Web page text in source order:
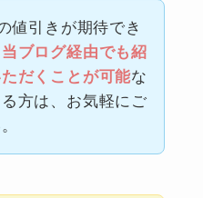
値引きが期待でき
当ブログ経由でも紹
だくことが可能な
方は、お気軽にご